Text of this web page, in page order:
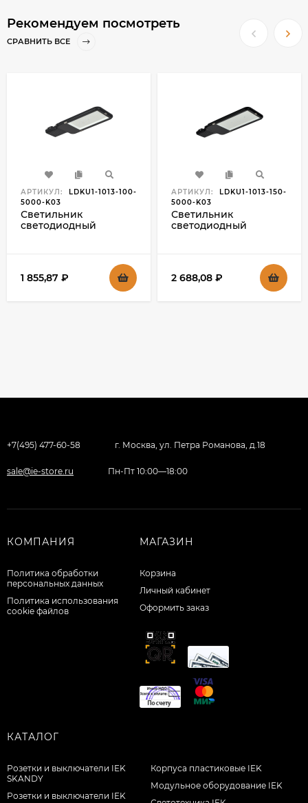
Рекомендуем посмотреть
СРАВНИТЬ ВСЕ
АРТИКУЛ:
LDKU1-1013-100-
5000-K03
Светильник
светодиодный
1 855,87 ₽
АРТИКУЛ:
LDKU1-1013-150-
5000-K03
Светильник
светодиодный
2 688,08 ₽
+7(495) 477-60-58 г. Москва, ул. Петра Романова, д.18
sale@ie-store.ru Пн-Пт 10:00—18:00
КОМПАНИЯ
Политика обработки
персональных данных
Политика использования
cookie файлов
МАГАЗИН
Корзина
Личный кабинет
Оформить заказ
КАТАЛОГ
Розетки и выключатели IEK
SKANDY
Розетки и выключатели IEK
Корпуса пластиковые IEK
Модульное оборудование IEK